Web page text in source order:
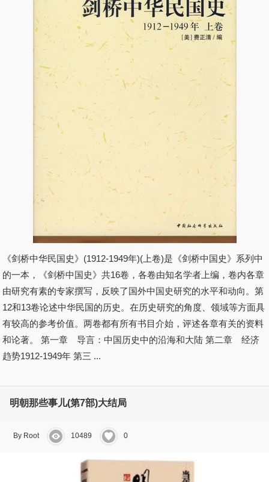
《剑桥中华民国史》(1912-1949年)(上卷)是《剑桥中国史》系列中
的一本，《剑桥中国史》共16卷，各卷由知名学者上编，卷内各章
由研究有素的专家撰写，反映了国外中国史研究的水平和动向。第
12和13卷论述中华民国的历史。在历史研究的角度、领域等方面具
有较高的参考价值。两卷都有所有书目介始，评述各章有关的资料
和论著。 第一章 导言：中国历史中的沿海和大陆 第二章 经济
趋势1912-1949年 第三 ...
明朝那些事儿(第7部)大结局
By Root 10489 0